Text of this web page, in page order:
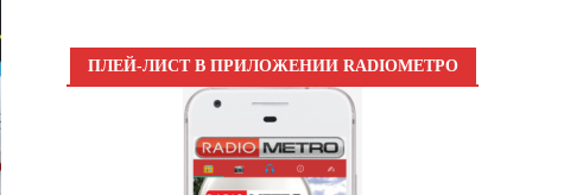
ПЛЕЙ-ЛИСТ В ПРИЛОЖЕНИИ RADIOМЕТРО